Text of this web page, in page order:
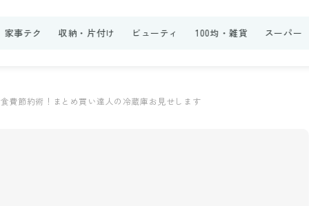
家事テク 収納・片付け ビューティ 100均・雑貨 スーパー
食費節約術！まとめ買い達人の冷蔵庫お見せします